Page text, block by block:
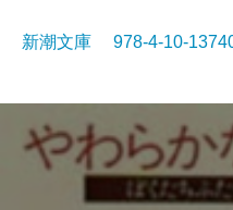
新潮文庫 978-4-10-